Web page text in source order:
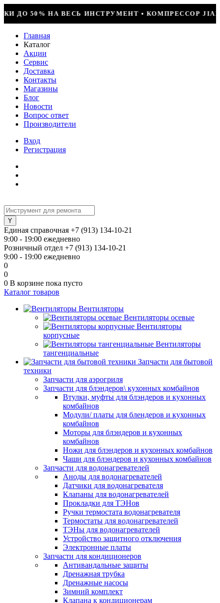
• КОМПРЕССОР JIAXIPERA T1114YB, 170ВТ, R-
Главная
Каталог
Акции
Сервис
Доставка
Контакты
Магазины
Блог
Новости
Вопрос ответ
Производители
Вход
Регистрация
Единая справочная +7 (913) 134-10-21
9:00 - 19:00 ежедневно
Розничный отдел +7 (913) 134-10-21
9:00 - 19:00 ежедневно
0
0
0 В корзине пока пусто
Каталог товаров
Вентиляторы
Вентиляторы осевые
Вентиляторы
корпусные
Вентиляторы
тангенциальные
Запчасти для бытовой
техники
Запчасти для аэрогриля
Запчасти для блэндеров\ кухонных комбайнов
Втулки, муфты для блэндеров и кухонных
комбайнов
Модули/ платы для блендеров и кухонных
комбайнов
Моторы для блэндеров и кухонных
комбайнов
Ножи для блэндеров и кухонных комбайнов
Чаши для блэндеров и кухонных комбайнов
Запчасти для водонагревателей
Аноды для водонагревателей
Датчики для водонагревателя
Клапаны для водонагревателей
Прокладки для ТЭНов
Ручки термостата водонагревателя
Термостаты для водонагревателей
ТЭНы для водонагревателей
Устройство защитного отключения
Электронные платы
Запчасти для кондиционеров
Антивандальные защиты
Дренажная трубка
Дренажные насосы
Зимний комплект
Клапана к кондиционерам